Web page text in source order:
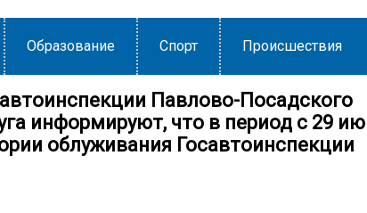
Образование Спорт Происшествия
Павлово-Посадского
информируют, что в период с 29
облуживания Госавтоинспекции